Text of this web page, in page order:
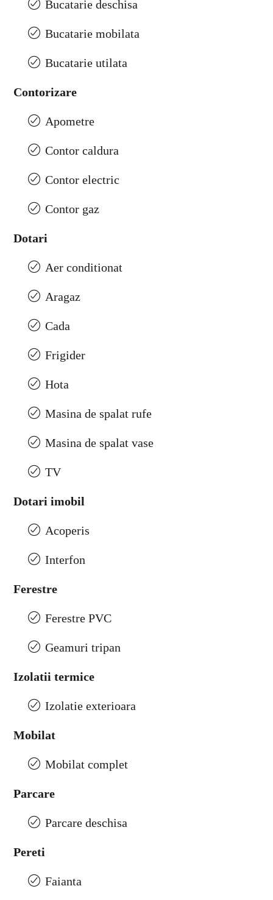
Bucatarie deschisa
Bucatarie mobilata
Bucatarie utilata
Contorizare
Apometre
Contor caldura
Contor electric
Contor gaz
Dotari
Aer conditionat
Aragaz
Cada
Frigider
Hota
Masina de spalat rufe
Masina de spalat vase
TV
Dotari imobil
Acoperis
Interfon
Ferestre
Ferestre PVC
Geamuri tripan
Izolatii termice
Izolatie exterioara
Mobilat
Mobilat complet
Parcare
Parcare deschisa
Pereti
Faianta